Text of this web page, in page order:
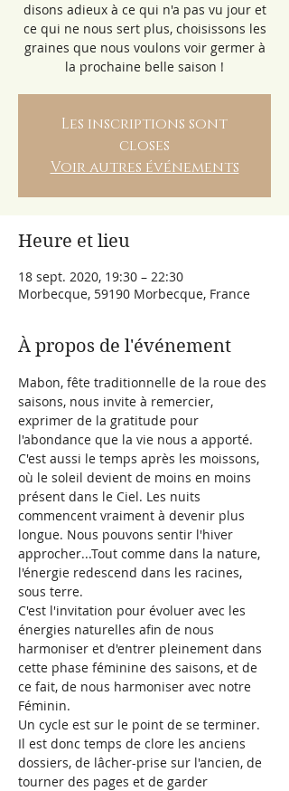
disons adieux à ce qui n'a pas vu jour et
ce qui ne nous sert plus, choisissons les
graines que nous voulons voir germer à
la prochaine belle saison !
Les inscriptions sont
closes
Voir autres événements
Heure et lieu
18 sept. 2020, 19:30 – 22:30
Morbecque, 59190 Morbecque, France
À propos de l'événement
Mabon, fête traditionnelle de la roue des
saisons, nous invite à remercier,
exprimer de la gratitude pour
l'abondance que la vie nous a apporté.
C'est aussi le temps après les moissons,
où le soleil devient de moins en moins
présent dans le Ciel. Les nuits
commencent vraiment à devenir plus
longue. Nous pouvons sentir l'hiver
approcher...Tout comme dans la nature,
l'énergie redescend dans les racines,
sous terre.
C'est l'invitation pour évoluer avec les
énergies naturelles afin de nous
harmoniser et d'entrer pleinement dans
cette phase féminine des saisons, et de
ce fait, de nous harmoniser avec notre
Féminin.
Un cycle est sur le point de se terminer.
Il est donc temps de clore les anciens
dossiers, de lâcher-prise sur l'ancien, de
tourner des pages et de garder